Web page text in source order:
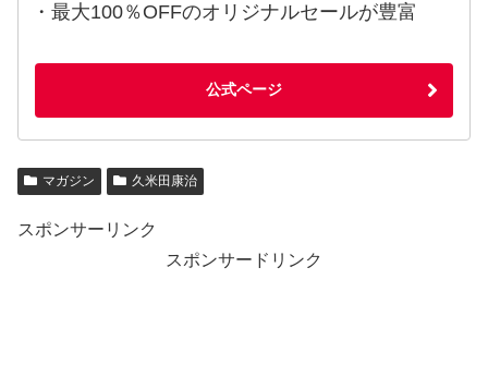
・最大100％OFFのオリジナルセールが豊富
公式ページ
マガジン 久米田康治
スポンサーリンク
スポンサードリンク